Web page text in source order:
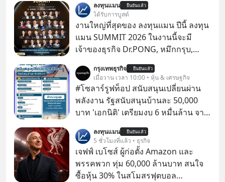
อิตาลีที่มีชื่อเสียงที่สุดในสมัยศตวรรษที่
19 ผู้ทำให้ผู้ชมต้องตกตะลึงด้วยการ
แสดงที่ดูราวกับว่าเป็นไปไม่ได้ ทั้ง
ความเร็ว ความแม่นยำ เทคนิคอัน
แปลกใหม่ และการปรากฏตัวบนเวทีที่
ดึงดูดสายตาอย่างมีพลัง ซึ่งทั้งหมดนี้
วิเศษพิสดารเสียจนเริ่มมีข่าวลือสะพัด
ว่าพรสวรรค์ของเขานั้นมาจากพลัง
เหนือธรรมชาติ
ลงทุนแมน ยืนยันแล้ว
ได้รับการบูสต์
งานใหญ่ที่สุดของ ลงทุนแมน ปีนี้ ลงทุน
แมน SUMMIT 2026 ในงานนี้จะมี
เจ้าของธุรกิจ Dr.PONG, หมึกกรุบ,
Fastwork, MizuMi, KARMART, อิชิตัน
มาแชร์ความรู้การสร้างธุรกิจ
กรุงเทพธุรกิจ ยืนยันแล้ว
เมื่อวาน เวลา 10:00 • หุ้น & เศรษฐกิจ
#โซลาร์รูฟท็อป สนับสนุนเปลี่ยนผ่าน
พลังงาน รัฐสนับสนุนบ้านละ 50,000
บาท 'เอกนิติ' เตรียมงบ 6 หมื่นล้าน จาก
Rooftop’ อุดหนุน 5 หมื่นต่อครัวเรือน
ตั้งเป้า 5 แสน 1 ล้านครัวเรือน ดึงแบงก์
รัฐปล่อยกู้ดอกเบี้ยต่ำ
ลงทุนแมน ยืนยันแล้ว
5 ชั่วโมงที่แล้ว • ธุรกิจ
เจฟฟ์ เบโซส์ ผู้ก่อตั้ง Amazon และ
พรรคพวก ทุ่ม 60,000 ล้านบาท สนใจ
ซื้อหุ้น 30% ในสโมสรฟุตบอล